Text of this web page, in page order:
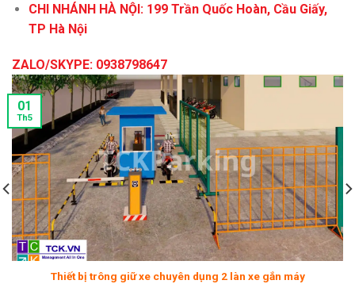
CHI NHÁNH HÀ NỘI: 199 Trần Quốc Hoàn, Cầu Giấy,
TP Hà Nội
ZALO/SKYPE: 0938798647
Thiết bị trông giữ xe chuyên dụng 2 làn xe gắn máy
01
Th5